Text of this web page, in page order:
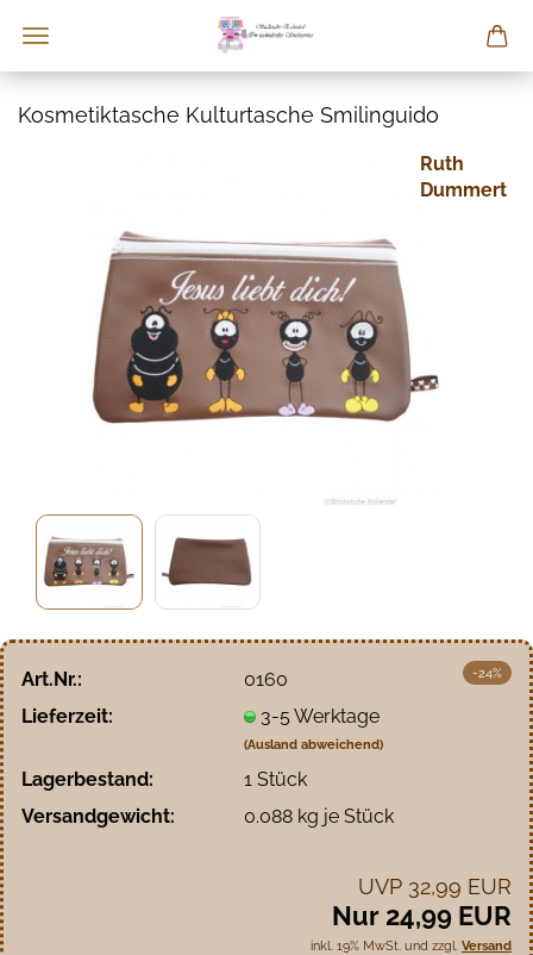
Kosmetiktasche Kulturtasche Smilinguido
Ruth
Dummert
-24%
Art.Nr.:
0160
Lieferzeit:
3-5 Werktage
(Ausland abweichend)
Lagerbestand: 1 Stück
Versandgewicht:
0.088kg je Stück
UVP 32,99 EUR
Nur 24,99 EUR
inkl. 19% MwSt. und zzgl. Versand